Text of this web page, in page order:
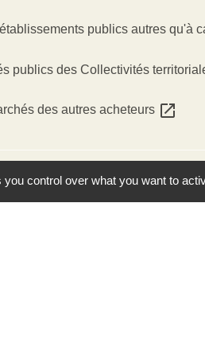
publics autres qu'à
publics des Collectivités
des autres acheteurs open_in_new
control over what you want to